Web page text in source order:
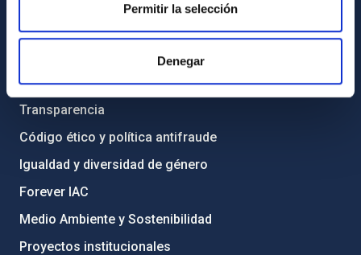
Permitir la selección
Denegar
Legislación
Transparencia
Código ético y política antifraude
Igualdad y diversidad de género
Forever IAC
Medio Ambiente y Sostenibilidad
Proyectos institucionales